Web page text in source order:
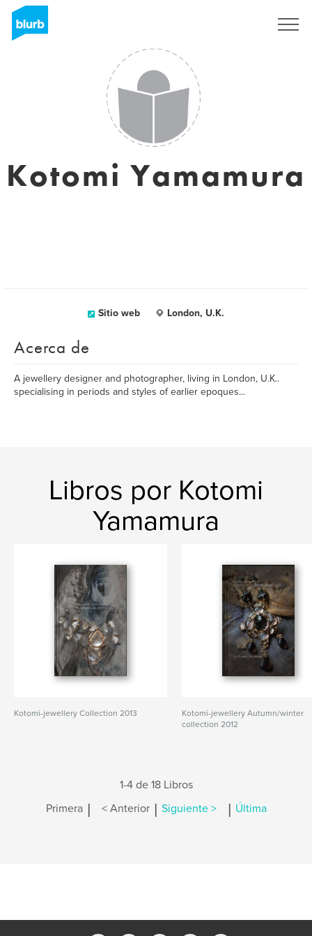
Kotomi Yamamura
Sitio web London, U.K.
Acerca de
A jewellery designer and photographer, living in London, U.K..
specialising in periods and styles of earlier epoques...
Libros por Kotomi
Yamamura
Kotomi-jewellery Collection 2013
Kotomi-jewellery Autumn/winter
collection 2012
1-4 de 18 Libros
Primera | < Anterior | Siguiente > | Última